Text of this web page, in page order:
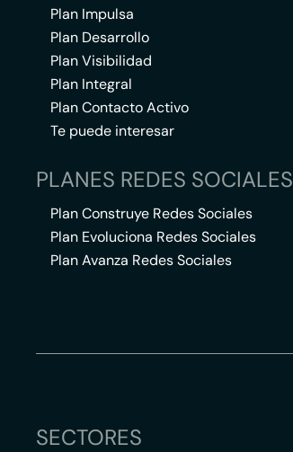
Plan Impulsa
Plan Desarrollo
Plan Visibilidad
Plan Integral
Plan Contacto Activo
Te puede interesar
PLANES REDES SOCIALES
Plan Construye Redes Sociales
Plan Evoluciona Redes Sociales
Plan Avanza Redes Sociales
SECTORES